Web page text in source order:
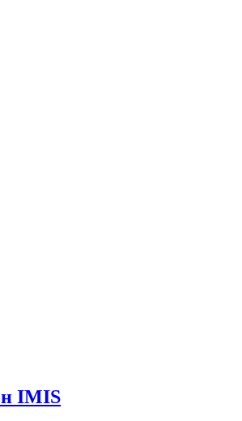
IMIS